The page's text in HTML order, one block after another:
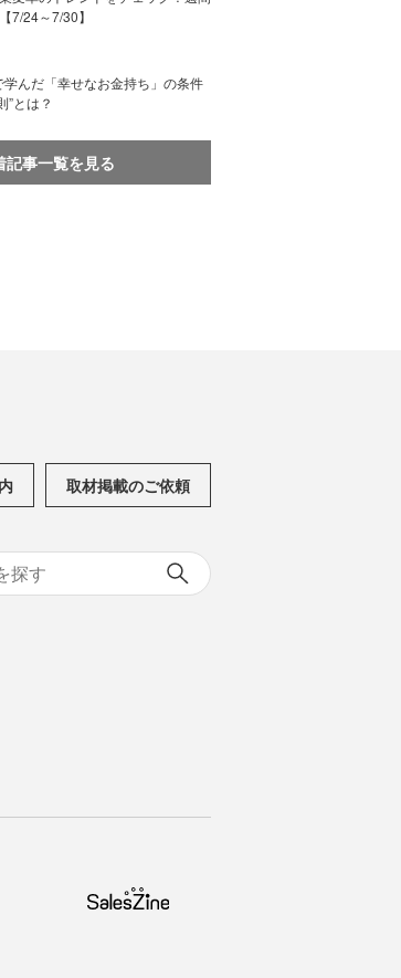
7/24～7/30】
んだ「幸せなお金持ち」の条件
とは？
記事一覧を見る
取材掲載のご依頼